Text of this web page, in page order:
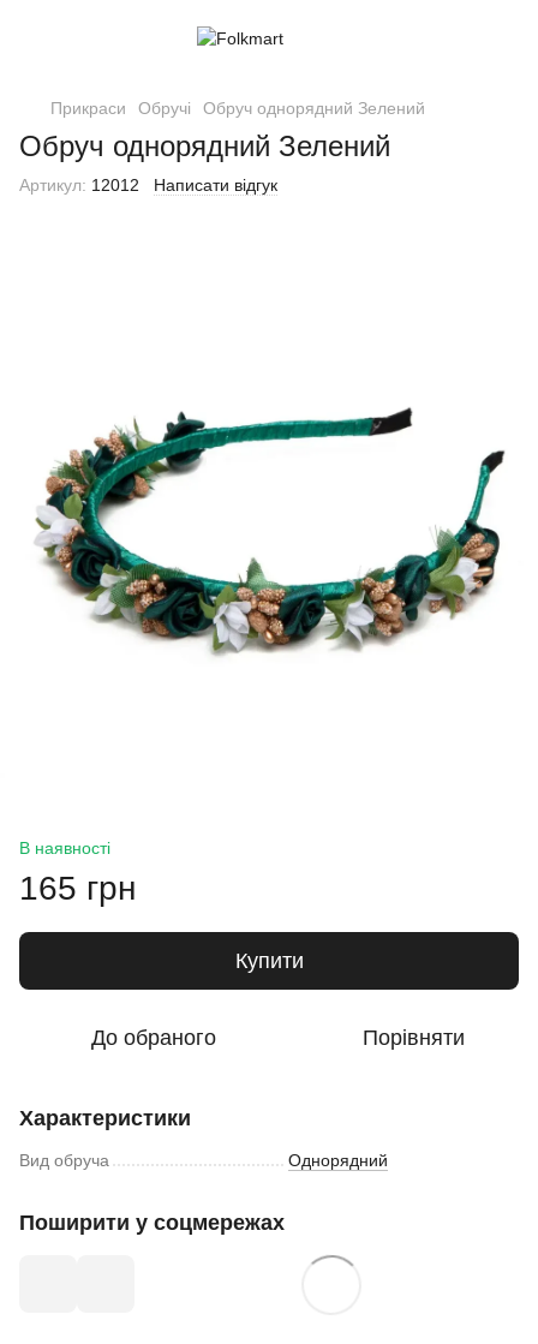
Прикраси Обручі Обруч однорядний Зелений
Обруч однорядний Зелений
Артикул: 12012 Написати відгук
В наявності
165 грн
Купити
До обраного Порівняти
Характеристики
Вид обруча Однорядний
Поширити у соцмережах